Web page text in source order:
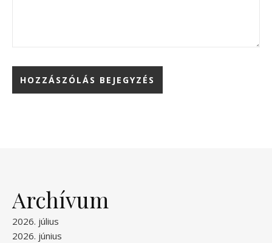
Archívum
2026. július
2026. június